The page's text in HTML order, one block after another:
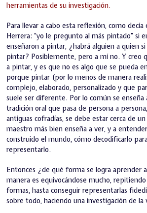
herramientas de su investigación.
Para llevar a cabo esta reflexión, como
Herrera: “yo le pregunto al más pintado” si
enseñaron a pintar, ¿habrá alguien a quien
pintar? Posiblemente, pero a mí no. Y creo
a pintar, y es que no es algo que se pueda
porque pintar (por lo menos de manera
complejo, elaborado, personalizado y que
suele ser diferente. Por lo común se
tradición oral que pasa de persona a
antiguas cofradías, se debe estar cerca de
maestro más bien enseña a ver, y a
construido el mundo, cómo decodificarlo
representarlo.
Entonces ¿de qué forma se logra aprender
manera es equivocándose mucho,
formas, hasta conseguir representarlas
sobre todo, haciendo una investigación de la